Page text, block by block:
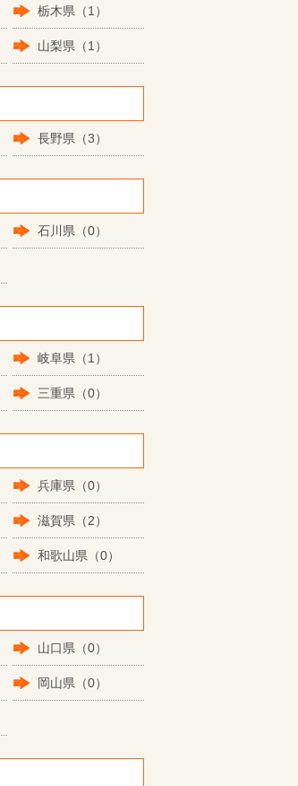
栃木県（1）
山梨県（1）
長野県（3）
石川県（0）
岐阜県（1）
三重県（0）
兵庫県（0）
滋賀県（2）
和歌山県（0）
山口県（0）
岡山県（0）